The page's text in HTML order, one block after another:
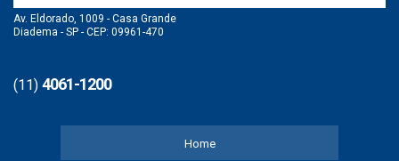
Av. Eldorado, 1009 - Casa Grande
Diadema - SP - CEP: 09961-470
(11) 4061-1200
Home